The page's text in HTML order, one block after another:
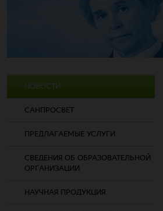
НОВОСТИ
САНПРОСВЕТ
ПРЕДЛАГАЕМЫЕ УСЛУГИ
СВЕДЕНИЯ ОБ ОБРАЗОВАТЕЛЬНОЙ
ОРГАНИЗАЦИИ
НАУЧНАЯ ПРОДУКЦИЯ